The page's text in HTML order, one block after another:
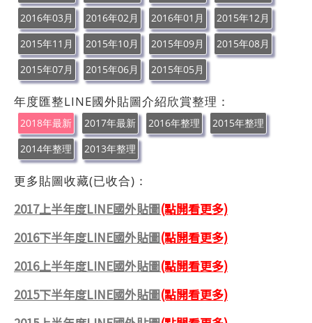
2016年03月
2016年02月 2016年01月
2015年12月
2015年11月
2015年10月 2015年09月
2015年08月
2015年07月
2015年06月 2015年05月
年度匯整LINE國外貼圖介紹欣賞整理：
2018年最新 2017年最新 2016年整理
2015年整理
2014年整理
2013年整理
更多貼圖收藏(已收合)：
2017上半年度LINE國外貼圖(點開看更多)
2016下半年度LINE國外貼圖(點開看更多)
2016上半年度LINE國外貼圖(點開看更多)
2015下半年度LINE國外貼圖(點開看更多)